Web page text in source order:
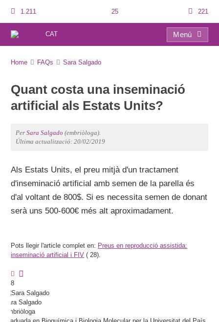
1.211 25 221
CAT
Menú
Home FAQs Sara Salgado
Quant costa una inseminació
artificial als Estats Units?
PerSara Salgado (embriòloga).
Última actualització: 20/02/2019
Als Estats Units, el preu mitjà d'un tractament
d'inseminació artificial amb semen de la parella és
d'al voltant de 800$. Si es necessita semen de donant
serà uns 500-600€ més alt aproximadament.
Pots llegir l'article complet en: Preus en reproducció assistida:
inseminació artificial i FIV ( 28).
8
Sara Salgado
Embriòloga